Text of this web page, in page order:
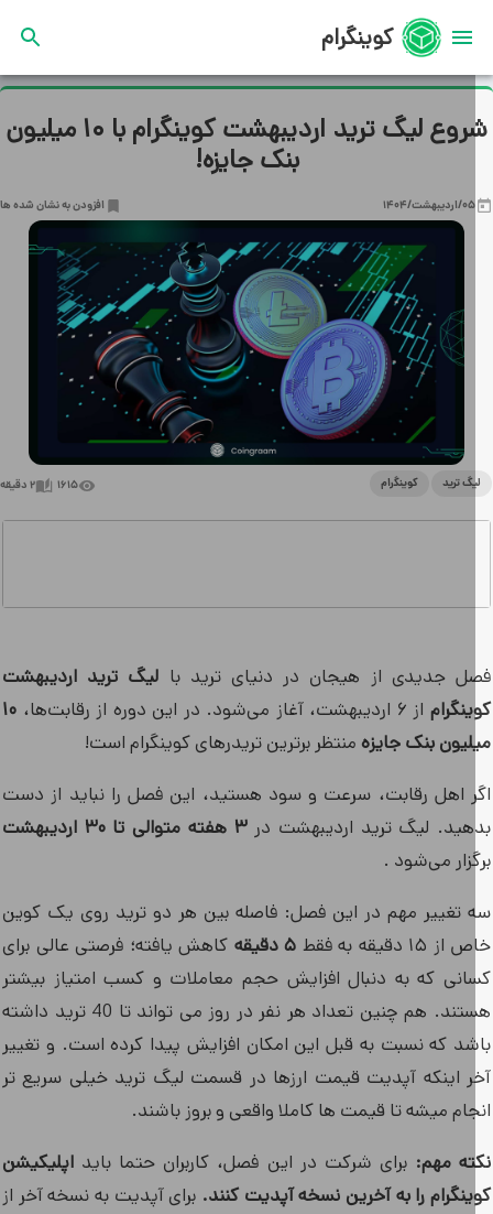
کوینگرام
شروع لیگ ترید اردیبهشت کوینگرام با ۱۰ میلیون
بنک جایزه!
05/اردیبهشت/1404 افزودن به نشان شده ها
ترید کوینگرام 1615
2دقیقه
جدیدی از هیجان در دنیای ترید بالیگ ترید اردیبهشت
از ۶ اردیبهشت، آغاز می‌شود. در این دوره از رقابت‌ها،
۱۰
بنک جایزهمنتظر برترین تریدرهای کوینگرام است!
اهل رقابت، سرعت و سود هستید، این فصل را نباید از دست
لیگ ترید اردیبهشت در۳ هفته متوالی تا ۳۰ اردیبهشت
می‌شود .
تغییر مهم در این فصل: فاصله بین هر دو ترید روی یک کوین
دقیقه به فقط
۵ دقیقه
کاهش یافته؛ فرصتی عالی برای
که به دنبال افزایش حجم معاملات و کسب امتیاز بیشتر
هستند. هم چنین تعداد هر نفر در روز می تواند تا 40 ترید داشته
که نسبت به قبل این امکان افزایش پیدا کرده است. و تغییر
اینکه آپدیت قیمت ارزها در قسمت لیگ ترید خیلی سریع تر
میشه تا قیمت ها کاملا واقعی و بروز باشند.
مهم:برای شرکت در این فصل، کاربران حتما بایداپلیکیشن
را به آخرین نسخه آپدیت کنند.برای آپدیت به نسخه آخر از